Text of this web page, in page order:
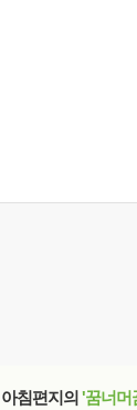
아침편지의 '꿈너머